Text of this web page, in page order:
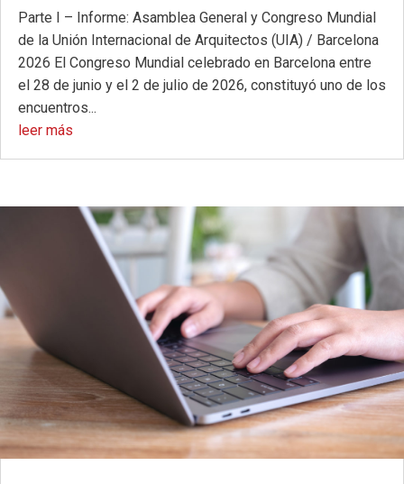
Parte I – Informe: Asamblea General y Congreso Mundial
de la Unión Internacional de Arquitectos (UIA) / Barcelona
2026 El Congreso Mundial celebrado en Barcelona entre
el 28 de junio y el 2 de julio de 2026, constituyó uno de los
encuentros...
leer más